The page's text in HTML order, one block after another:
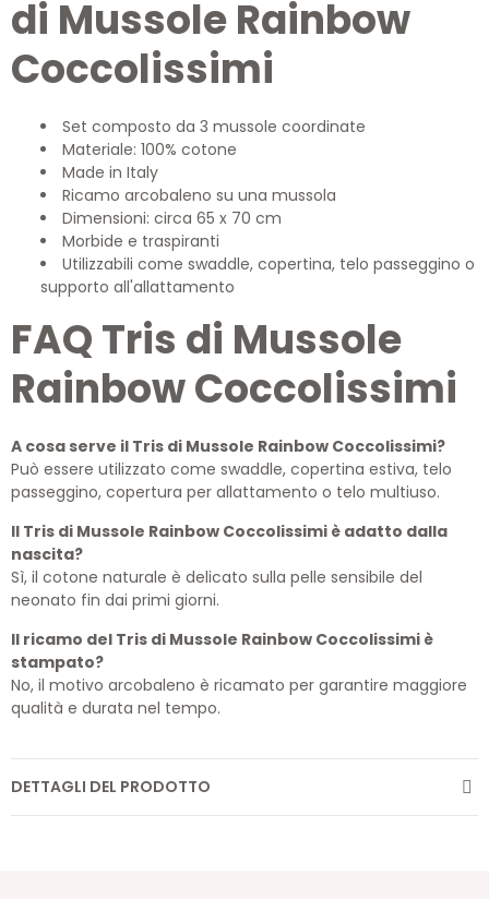
di Mussole Rainbow
Coccolissimi
Set composto da 3 mussole coordinate
Materiale: 100% cotone
Made in Italy
Ricamo arcobaleno su una mussola
Dimensioni: circa 65 x 70 cm
Morbide e traspiranti
Utilizzabili come swaddle, copertina, telo passeggino o
supporto all'allattamento
FAQ Tris di Mussole
Rainbow Coccolissimi
A cosa serve il Tris di Mussole Rainbow Coccolissimi?
Può essere utilizzato come swaddle, copertina estiva, telo
passeggino, copertura per allattamento o telo multiuso.
Il Tris di Mussole Rainbow Coccolissimi è adatto dalla
nascita?
Sì, il cotone naturale è delicato sulla pelle sensibile del
neonato fin dai primi giorni.
Il ricamo del Tris di Mussole Rainbow Coccolissimi è
stampato?
No, il motivo arcobaleno è ricamato per garantire maggiore
qualità e durata nel tempo.
DETTAGLI DEL PRODOTTO